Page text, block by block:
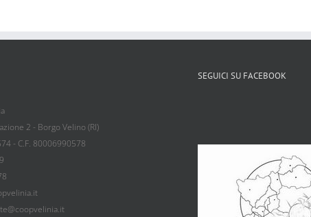
2 - Borgo Velino (RI)
- C.F. 80006990578
SEGUICI SU FACEBOOK